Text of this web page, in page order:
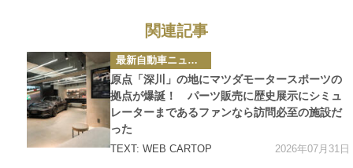
関連記事
カ
テ
ゴ
リ
ー
最新自動車ニュース
原点「深川」の地にマツダモータースポーツの
拠点が爆誕！ パーツ販売に歴史展示にシミュ
レーターまであるファンなら訪問必至の施設だ
った
TEXT: WEB CARTOP 2026年07月31日